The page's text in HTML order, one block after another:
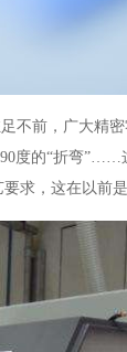
不前，广大精
90度的“折弯”……
求，这在以前是